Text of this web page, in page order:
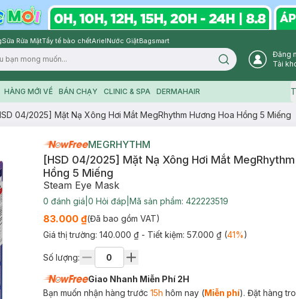
Sữa Rửa MặtTẩy tế bào chếtArielNước GiặtBagsmart
Search icon
Đăng
Tài
HÀNG MỚI VỀ BÁN CHẠY CLINIC & SPA DERMAHAIR
04/2025] Mặt Nạ Xông Hơi Mắt MegRhythm Hương Hoa Hồng 5 Miếng
MEGRHYTHM
[HSD 04/2025] Mặt Nạ Xông Hơi Mắt MegRhythm
Hồng 5 Miếng
Steam Eye Mask
0 đánh giá 0 Hỏi đáp Mã sản phẩm: 422223519
83.000 ₫(Đã bao gồm VAT)
Giá thị trường: 140.000 ₫ - Tiết kiệm: 57.000 ₫(41%)
Số lượng:
Giao Nhanh Miễn Phí 2H
Bạn muốn nhận hàng trước 15h hôm nay (Miễn phí). Đặt hàng